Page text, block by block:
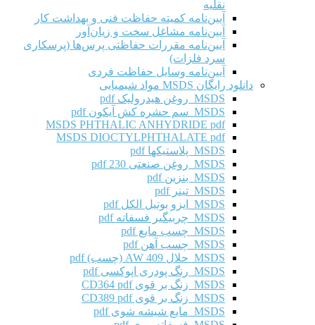
نقلیه
آیین‌نامه کمیته حفاظت فنی و بهداشت کار
آیین‌نامه مشاغل سخت و زیان‌آور
آیین‌نامه مقررات حفاظتی پرس‌ها (پرسکاری
سرد فلزات)
آیین‌نامه وسایل حفاظت فردی
دانلود رایگان MSDS مواد شیمیایی
MSDS روغن هیدرولیک pdf
MSDS سم حشره کش آیکون pdf
MSDS PHTHALIC ANHYDRIDE pdf
MSDS DIOCTYLPHTHALATE pdf
MSDS پلاستیکها pdf
MSDS روغن صنعتی 230 pdf
MSDS بنزین pdf
MSDS تینر pdf
MSDS ایزو بوتیل الکل pdf
MSDS چربیگیر فسفاته pdf
MSDS چسب مایع pdf
MSDS چسب آهن pdf
MSDS حلال AW 409 (چسب) pdf
MSDS رنگ پودری اپوکسی pdf
MSDS زنگ بر قوی CD364 pdf
MSDS زنگ بر قوی CD389 pdf
MSDS مایع شیشه شوی pdf